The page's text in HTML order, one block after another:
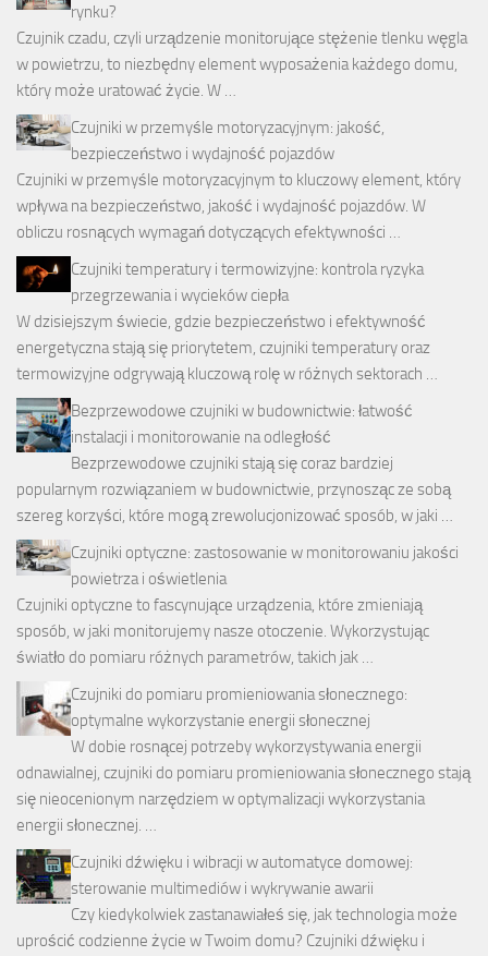
rynku?
Czujnik czadu, czyli urządzenie monitorujące stężenie tlenku węgla
w powietrzu, to niezbędny element wyposażenia każdego domu,
który może uratować życie. W …
Czujniki w przemyśle motoryzacyjnym: jakość,
bezpieczeństwo i wydajność pojazdów
Czujniki w przemyśle motoryzacyjnym to kluczowy element, który
wpływa na bezpieczeństwo, jakość i wydajność pojazdów. W
obliczu rosnących wymagań dotyczących efektywności …
Czujniki temperatury i termowizyjne: kontrola ryzyka
przegrzewania i wycieków ciepła
W dzisiejszym świecie, gdzie bezpieczeństwo i efektywność
energetyczna stają się priorytetem, czujniki temperatury oraz
termowizyjne odgrywają kluczową rolę w różnych sektorach …
Bezprzewodowe czujniki w budownictwie: łatwość
instalacji i monitorowanie na odległość
Bezprzewodowe czujniki stają się coraz bardziej
popularnym rozwiązaniem w budownictwie, przynosząc ze sobą
szereg korzyści, które mogą zrewolucjonizować sposób, w jaki …
Czujniki optyczne: zastosowanie w monitorowaniu jakości
powietrza i oświetlenia
Czujniki optyczne to fascynujące urządzenia, które zmieniają
sposób, w jaki monitorujemy nasze otoczenie. Wykorzystując
światło do pomiaru różnych parametrów, takich jak …
Czujniki do pomiaru promieniowania słonecznego:
optymalne wykorzystanie energii słonecznej
W dobie rosnącej potrzeby wykorzystywania energii
odnawialnej, czujniki do pomiaru promieniowania słonecznego stają
się nieocenionym narzędziem w optymalizacji wykorzystania
energii słonecznej. …
Czujniki dźwięku i wibracji w automatyce domowej:
sterowanie multimediów i wykrywanie awarii
Czy kiedykolwiek zastanawiałeś się, jak technologia może
uprościć codzienne życie w Twoim domu? Czujniki dźwięku i